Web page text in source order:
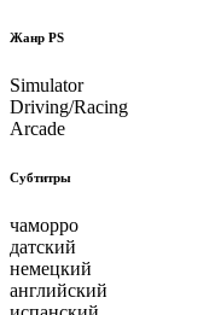
Жанр PS
Simulator
Driving/Racing
Arcade
Субтитры
чаморро
датский
немецкий
английский